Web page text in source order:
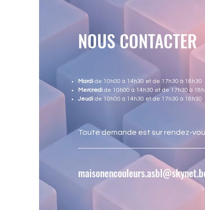
NOUS CONTACTER
Mardi de 10h00 à 14h30 et de 17h30 à 18h30
Mercredi de 10h00 à 14h30 et de 17h30 à
Jeudi de 10h00 à 14h30 et de 17h30 à 18h30
Toute demande est sur rendez-